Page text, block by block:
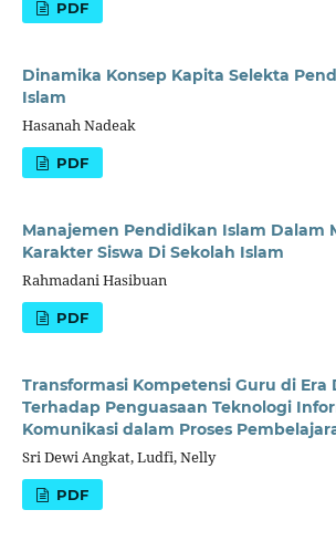
PDF
Dinamika Konsep Kapita Selekta
Islam
Hasanah Nadeak
PDF
Manajemen Pendidikan Islam Dalam
Karakter Siswa Di Sekolah Islam
Rahmadani Hasibuan
PDF
Transformasi Kompetensi Guru di Era
Terhadap Penguasaan Teknologi
Komunikasi dalam Proses
Sri Dewi Angkat, Ludfi, Nelly
PDF